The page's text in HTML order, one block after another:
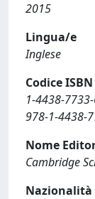
2015
Lingua/e
Inglese
Codice ISBN
1-4438-
978-1-4438-
Nome
Cambridge
Nazionalità